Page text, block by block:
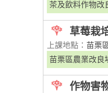
茶及飲料作物改
草莓栽
上課地點： 苗栗
苗栗區農業改良
作物害